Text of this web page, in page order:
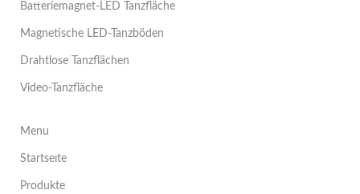
Batteriemagnet-LED Tanzfläche
Magnetische LED-Tanzböden
Drahtlose Tanzflächen
Video-Tanzfläche
Menu
Startseıte
Produkte